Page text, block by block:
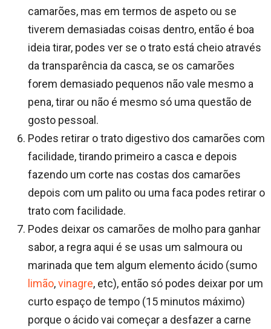
camarões, mas em termos de aspeto ou se
tiverem demasiadas coisas dentro, então é boa
ideia tirar, podes ver se o trato está cheio através
da transparência da casca, se os camarões
forem demasiado pequenos não vale mesmo a
pena, tirar ou não é mesmo só uma questão de
gosto pessoal.
Podes retirar o trato digestivo dos camarões com
facilidade, tirando primeiro a casca e depois
fazendo um corte nas costas dos camarões
depois com um palito ou uma faca podes retirar o
trato com facilidade.
Podes deixar os camarões de molho para ganhar
sabor, a regra aqui é se usas um salmoura ou
marinada que tem algum elemento ácido (sumo
limão,vinagre, etc), então só podes deixar por um
curto espaço de tempo (15 minutos máximo)
porque o ácido vai começar a desfazer a carne